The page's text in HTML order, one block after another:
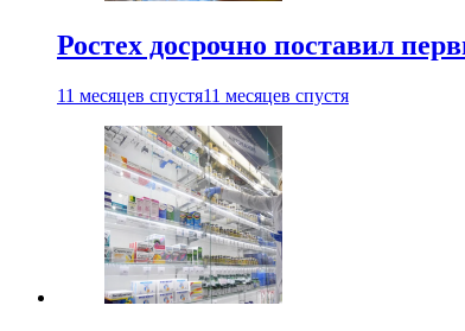
Ростех досрочно поставил
11 месяцев спустя11 месяцев спустя